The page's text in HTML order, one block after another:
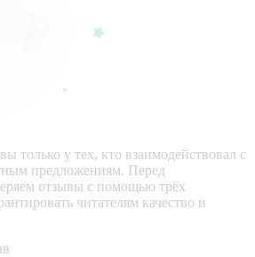
только у тех, кто взаимодействовал с
предложениям. Перед
отзывы с помощью трёх
читателям качество и